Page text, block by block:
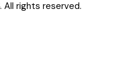
rights reserved.